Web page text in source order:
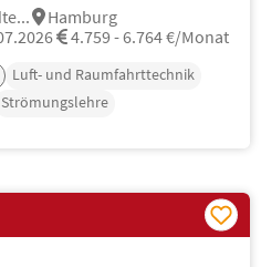
Hamburg
4.759 - 6.764 €/Monat
Luft- und Raumfahrttechnik
Strömungslehre